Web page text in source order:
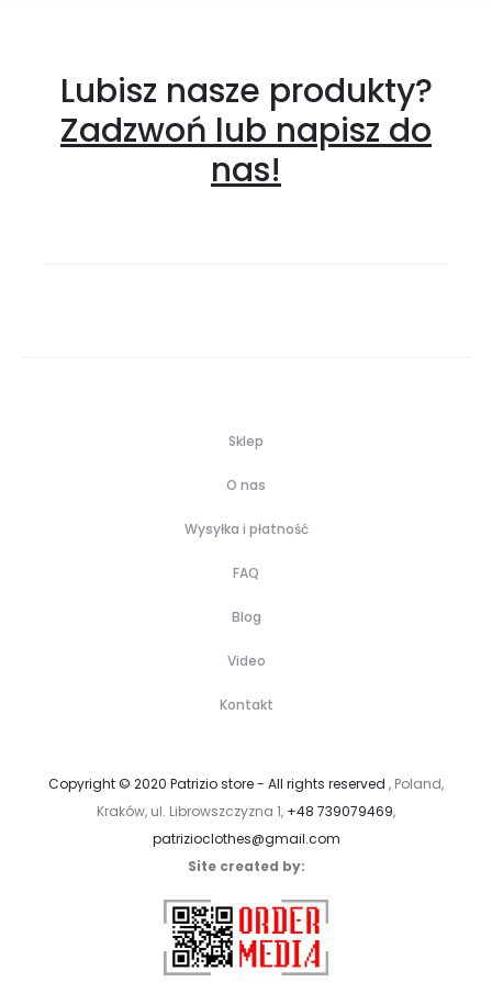
Lubisz nasze produkty?
Zadzwoń lub napisz do
nas!
Sklep
O nas
Wysyłka i płatność
FAQ
Blog
Video
Kontakt
Copyright © 2020 Patrizio store - All rights reserved , Poland,
Kraków, ul. Librowszczyzna 1, +48 739079469,
patrizioclothes@gmail.com
Site created by: